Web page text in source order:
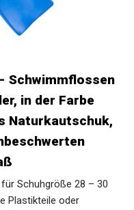
Schwimmflossen
in der Farbe
Naturkautschuk,
Schuhgröße 28 – 30
Plastikteile oder